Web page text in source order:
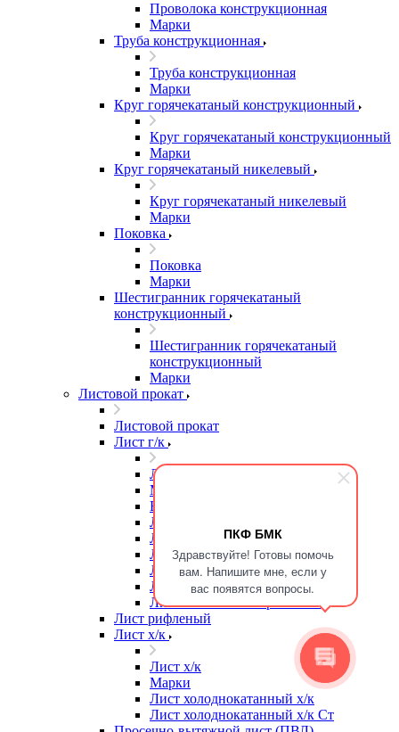
ПКФ БМК
Здравствуйте! Готовы помочь
вам. Напишите мне, если у
вас появятся вопросы.
Проволока конструкционная
Марки
Труба конструкционная
Труба конструкционная
Марки
Круг горячекатаный конструкционный
Круг горячекатаный конструкционный
Марки
Круг горячекатаный никелевый
Круг горячекатаный никелевый
Марки
Поковка
Поковка
Марки
Шестигранник горячекатаный
конструкционный
Шестигранник горячекатаный
конструкционный
Марки
Листовой прокат
Листовой прокат
Лист г/к
Лист г/к
Марки
Высокопрочная сталь
Лист г/к
Лист г/к Ст3
Лист г/к износостойкий
Лист г/к конструкционный
Лист г/к мостостроительный
Лист г/к низколегированный
Лист рифленый
Лист х/к
Лист х/к
Марки
Лист холоднокатанный х/к
Лист холоднокатанный х/к Ст